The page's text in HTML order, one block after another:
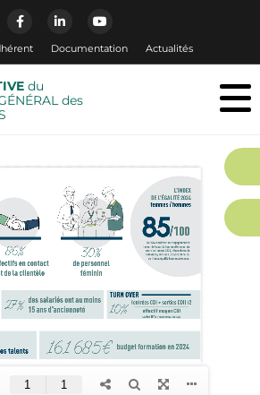
Documentation Actualités
du
des